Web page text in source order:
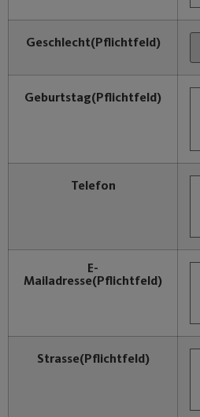
Geschlecht(Pflichtfeld)
Geburtstag(Pflichtfeld)
Telefon
E-
Mailadresse(Pflichtfeld)
Strasse(Pflichtfeld)